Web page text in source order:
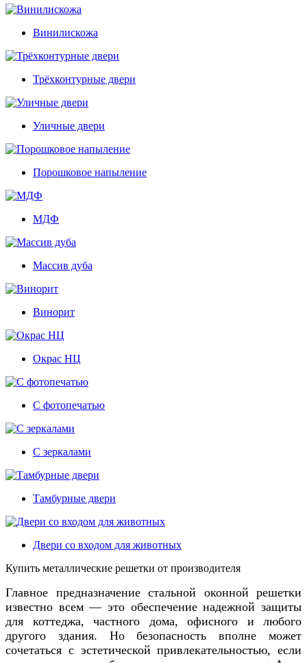
Винилискожа
Трёхконтурные двери
Уличные двери
Порошковое напыление
МДФ
Массив дуба
Винорит
Окрас НЦ
С фотопечатью
С зеркалами
Тамбурные двери
Двери со входом для животных
Купить металлические решетки от производителя
Главное предназначение стальной оконной решетки
известно всем — это обеспечение надежной защиты
для коттеджа, частного дома, офисного и любого
другого здания. Но безопасность вполне может
сочетаться с эстетической привлекательностью, если